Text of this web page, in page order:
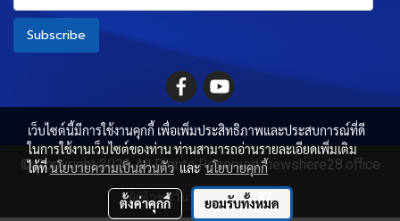
Subscribe
© Copyright 2022 All Rights Reserved. newshere28.office
ผู้เข้าชมวันนี้
137
เว็บไซต์นี้มีการใช้งานคุกกี้ เพื่อเพิ่มประสิทธิภาพและประสบการณ์ที่ดี
ในการใช้งานเว็บไซต์ของท่าน ท่านสามารถอ่านรายละเอียดเพิ่มเติม
ได้ที่นโยบายความเป็นส่วนตัวและนโยบายคุกกี้
ตั้งค่าคุกกี้ ยอมรับทั้งหมด